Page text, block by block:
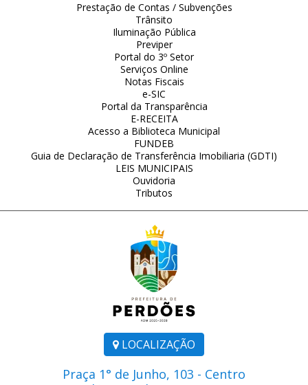
LOCALIZAÇÃO
Praça 1° de Junho, 103 - Centro
Prestação de Contas / Subvenções
Trânsito
Iluminação Pública
Previper
Portal do 3º Setor
Serviços Online
Notas Fiscais
e-SIC
Portal da Transparência
E-RECEITA
Acesso a Biblioteca Municipal
FUNDEB
Guia de Declaração de Transferência Imobiliaria (GDTI)
LEIS MUNICIPAIS
Ouvidoria
Tributos